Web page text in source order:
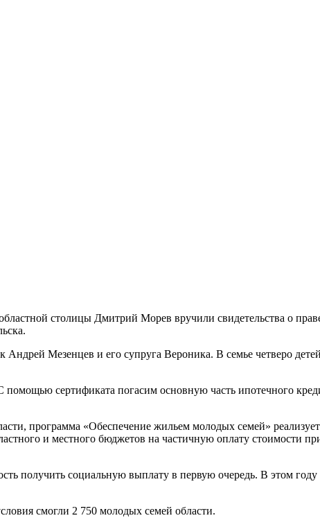
столицы Дмитрий Морев вручили свидетельства о
Мезенцев и его супруга Вероника. В семье четверо
сертификата погасим основную часть ипотечного
программа «Обеспечение жильем молодых семей»
и местного бюджетов на частичную оплату стоимости
получить социальную выплату в первую очередь. В этом году
смогли 2 750 молодых семей области.